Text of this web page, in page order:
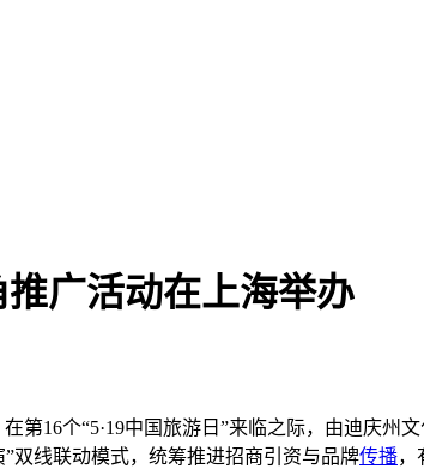
广活动在上海举办
16个“5·19中国旅游日”来临之际，由迪庆州
双线联动模式，统筹推进招商引资与品牌传播，